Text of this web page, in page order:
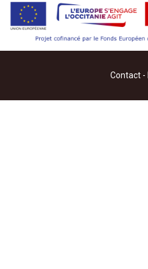
Contact -